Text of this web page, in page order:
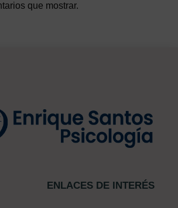
que mostrar.
ENLACES DE INTERÉS